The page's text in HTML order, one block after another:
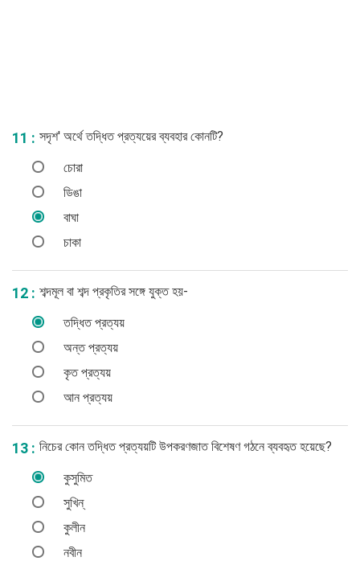
11 : সদৃশ' অর্থে তদ্ধিত প্রত্যয়ের ব্যবহার কোনটি?
চোরা
ডিঙা
বাঘা
চাকা
12 : শব্দমূল বা শব্দ প্রকৃতির সঙ্গে যুক্ত হয়-
তদ্ধিত প্রত্যয়
অন্ত প্রত্যয়
কৃত প্রত্যয়
আন প্রত্যয়
13 : নিচের কোন তদ্ধিত প্রত্যয়টি উপকরণজাত বিশেষণ গঠনে ব্যবহৃত হয়েছে?
কুসুমিত
সুখিন্‌
কুলীন
নবীন